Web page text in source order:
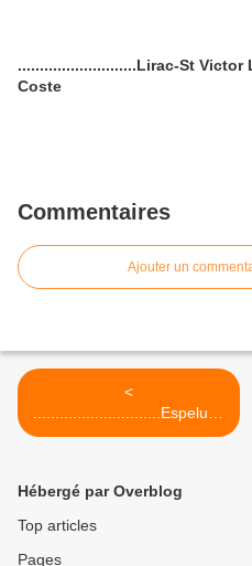
...........................Lirac-St Victor
Coste
Commentaires
Ajouter un
<
.............................Espeluch
e-Village abandonné d'Allan
Hébergé par Overblog
Top articles
Pages